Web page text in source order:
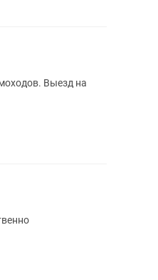
Выезд на